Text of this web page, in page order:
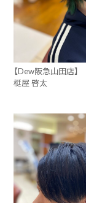
【Dew阪急山田店】
梃屋 啓太